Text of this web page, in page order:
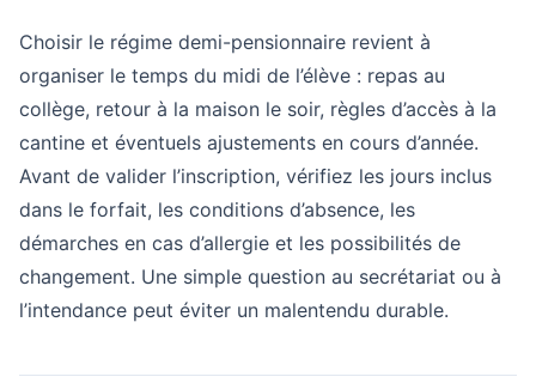
Choisir le régime demi-pensionnaire revient à
organiser le temps du midi de l’élève : repas au
collège, retour à la maison le soir, règles d’accès à la
cantine et éventuels ajustements en cours d’année.
Avant de valider l’inscription, vérifiez les jours inclus
dans le forfait, les conditions d’absence, les
démarches en cas d’allergie et les possibilités de
changement. Une simple question au secrétariat ou à
l’intendance peut éviter un malentendu durable.